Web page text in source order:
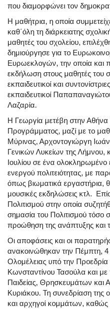
που διαμορφώνει τον
Η μαθήτρια, η οποία
καθ΄όλη τη διάρκειατης
μαθητές του σχολείου,
δημιούργησε για το
Ευρωεκλογών, την οποία και
εκδήλωση στους μαθητές του
εκπαιδευτικοί και
εκπαιδευτικοί
Λαζαρία.
Η Γεωργία μετέβη στην
Προγράμματος, μαζί με το
Μύρινας, Αρχοντογιώργη
Γενικών Λυκείων της Λήμνου,
Ιουλίου σε ένα ολοκληρωμένο
ενεργού πολιτειότητας, με
όπως βιωματικά εργαστήρια,
μουσικές εκδηλώσεις κτλ.
Πολιτισμού στην οποία
σημασία του Πολιτισμού τόσο
προώθηση της ανάπτυξης και
Οι αποφάσεις και οι
ανακοινώθηκαν την Πέμπτη, 4
Ολομέλειας υπό την
Κωνσταντίνου Τασούλα και
Παιδείας, Θρησκευμάτων και
Κυριάκου. Τη συνεδρίαση της
και αρχηγοί κομμάτων, καθώς